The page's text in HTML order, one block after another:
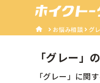
お悩み相談 グ
「グレー 」
「グレー」に関